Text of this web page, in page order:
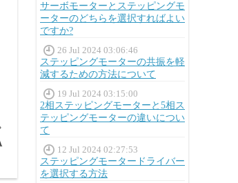
サーボモーターとステッピングモ
ーターのどちらを選択すればよい
ですか?
26 Jul 2024 03:06:46
ステッピングモーターの共振を軽
減するための方法について
19 Jul 2024 03:15:00
2相ステッピングモーターと5相ス
テッピングモーターの違いについ
て
12 Jul 2024 02:27:53
ステッピングモータードライバー
を選択する方法